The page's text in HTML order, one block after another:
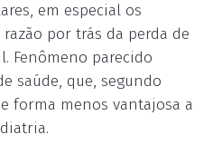
em especial os
por trás da perda de
Fenômeno parecido
saúde, que, segundo
forma menos vantajosa a